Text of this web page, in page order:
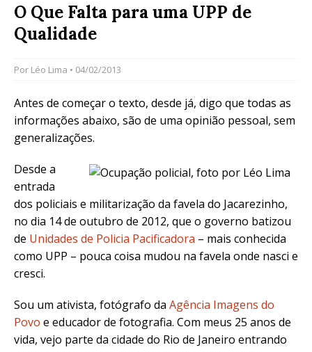
O Que Falta para uma UPP de
Qualidade
Por Léo Lima • 04/02/2013
Antes de começar o texto, desde já, digo que todas as
informações abaixo, são de uma opinião pessoal, sem
generalizações.
Desde a
entrada
dos policiais e militarização da favela do Jacarezinho,
no dia 14 de outubro de 2012, que o governo batizou
de Unidades de Policia Pacificadora – mais conhecida
como UPP – pouca coisa mudou na favela onde nasci e
cresci.
Sou um ativista, fotógrafo da Agência Imagens do
Povo e educador de fotografia. Com meus 25 anos de
vida, vejo parte da cidade do Rio de Janeiro entrando